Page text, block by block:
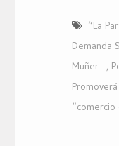
“La
Demanda
Muñer…,